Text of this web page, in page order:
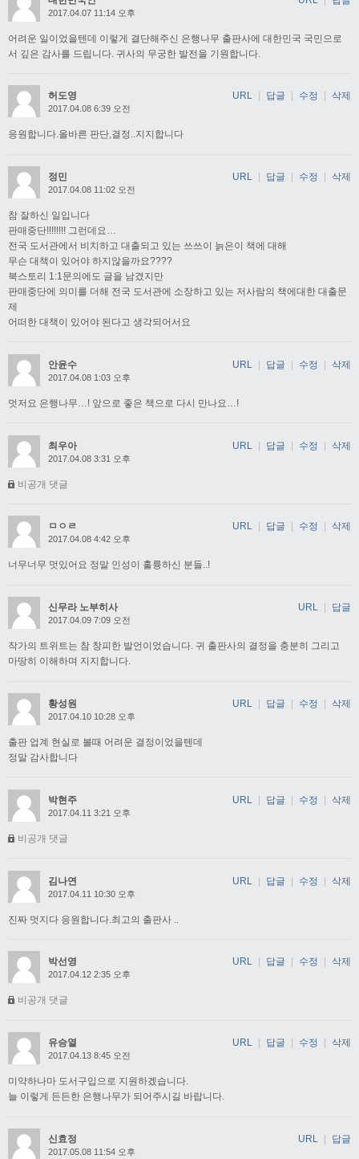
2017.04.07 11:14 오후
어려운 일이었을텐데 이렇게 결단해주신 은행나무 출판사에 대한민국 국민으로
서 깊은 감사를 드립니다. 귀사의 무궁한 발전을 기원합니다.
허도영
2017.04.08 6:39 오전
응원합니다.올바른 판단,결정..지지합니다
URL 답글 수정 삭제
정민
2017.04.08 11:02 오전
참 잘하신 일입니다
판매중단!!!!!!!! 그런데요…
전국 도서관에서 비치하고 대출되고 있는 쓰쓰이 늙은이 책에 대해
무슨 대책이 있어야 하지않을까요????
북스토리 1:1문의에도 글을 남겼지만
판매중단에 의미를 더해 전국 도서관에 소장하고 있는 저사람의 책에대한 대출문
제
어떠한 대책이 있어야 된다고 생각되어서요
URL 답글 수정 삭제
안윤수
2017.04.08 1:03 오후
멋저요 은행나무…! 앞으로 좋은 책으로 다시 만나요…!
URL | 답글 | 수정 | 삭제
최우아
2017.04.08 3:31 오후
비공개 댓글
URL | 답글 | 수정 | 삭제
ㅁㅇㄹ
2017.04.08 4:42 오후
너무너무 멋있어요 정말 인성이 훌륭하신 분들..!
URL 답글 수정 삭제
신무라 노부히사
2017.04.09 7:09 오전
작가의 트위트는 참 창피한 발언이었습니다. 귀 출판사의 결정을 충분히 그리고
마땅히 이해하며 지지합니다.
URL 답글
황성원
2017.04.10 10:28 오후
출판 업계 현실로 볼때 어려운 결정이었을텐데
정말 감사합니다
URL 답글 수정 삭제
박현주
2017.04.11 3:21 오후
비공개 댓글
URL | 답글 | 수정 | 삭제
김나연
2017.04.11 10:30 오후
진짜 멋지다 응원합니다.최고의 출판사 ..
URL | 답글 | 수정 | 삭제
박선영
2017.04.12 2:35 오후
비공개 댓글
URL 답글 수정 삭제
유승열
2017.04.13 8:45 오전
미약하나마 도서구입으로 지원하겠습니다.
늘 이렇게 든든한 은행나무가 되어주시길 바랍니다.
URL 답글 수정 삭제
신효정
2017.05.08 11:54 오후
URL 답글